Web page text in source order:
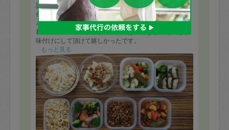
評価：
母乳育児によく、冷凍もできるお料理をお願いしたとこ
ろ、とても沢山のお料理を作っていただけました。
和風、カレー味、トマト味、酢っぱい物など変化のある
味付けにして頂けて嬉しかったです。
写真以外にも、煮込み料理など、計15品もありました。
またお願いしたいです。
もっと見る